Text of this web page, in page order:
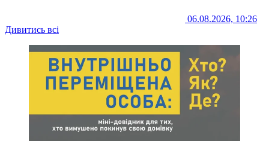
06.08.2026, 10:26
Дивитись всі